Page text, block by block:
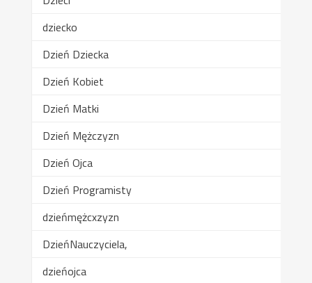
dziecko
Dzień Dziecka
Dzień Kobiet
Dzień Matki
Dzień Mężczyzn
Dzień Ojca
Dzień Programisty
dzieńmężcxzyzn
DzieńNauczyciela,
dzieńojca